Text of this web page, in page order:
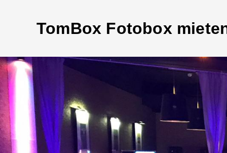
TomBox Fotobox